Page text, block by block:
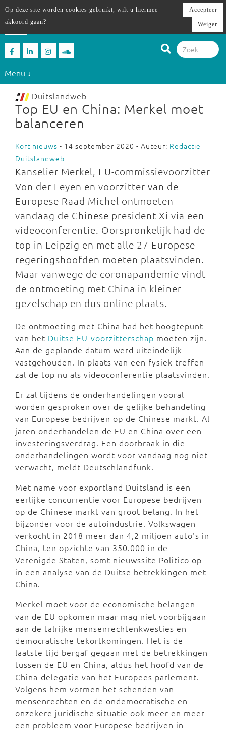
Menu ↓
Duitslandweb
Top EU en China: Merkel moet
balanceren
Kort nieuws - 14 september 2020 - Auteur: Redactie
Duitslandweb
Kanselier Merkel, EU-commissievoorzitter
Von der Leyen en voorzitter van de
Europese Raad Michel ontmoeten
vandaag de Chinese president Xi via een
videoconferentie. Oorspronkelijk had de
top in Leipzig en met alle 27 Europese
regeringshoofden moeten plaatsvinden.
Maar vanwege de coronapandemie vindt
de ontmoeting met China in kleiner
gezelschap en dus online plaats.
De ontmoeting met China had het hoogtepunt
van het Duitse EU-voorzitterschap moeten zijn.
Aan de geplande datum werd uiteindelijk
vastgehouden. In plaats van een fysiek treffen
zal de top nu als videoconferentie plaatsvinden.
Er zal tijdens de onderhandelingen vooral
worden gesproken over de gelijke behandeling
van Europese bedrijven op de Chinese markt. Al
jaren onderhandelen de EU en China over een
investeringsverdrag. Een doorbraak in die
onderhandelingen wordt voor vandaag nog niet
verwacht, meldt Deutschlandfunk.
Met name voor exportland Duitsland is een
eerlijke concurrentie voor Europese bedrijven
op de Chinese markt van groot belang. In het
bijzonder voor de autoindustrie. Volkswagen
verkocht in 2018 meer dan 4,2 miljoen auto's in
China, ten opzichte van 350.000 in de
Verenigde Staten, somt nieuwssite Politico op
in een analyse van de Duitse betrekkingen met
China.
Merkel moet voor de economische belangen
van de EU opkomen maar mag niet voorbijgaan
aan de talrijke mensenrechtenkwesties en
democratische tekortkomingen. Het is de
laatste tijd bergaf gegaan met de betrekkingen
tussen de EU en China, aldus het hoofd van de
China-delegatie van het Europees parlement.
Volgens hem vormen het schenden van
mensenrechten en de ondemocratische en
onzekere juridische situatie ook meer en meer
een probleem voor Europese bedrijven in
Op deze site worden cookies gebruikt, wilt u hiermee
akkoord gaan?
Accepteer
Weiger